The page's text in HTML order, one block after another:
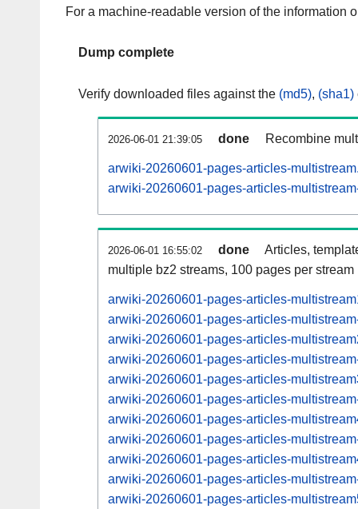
For a machine-readable version of the information
Dump complete
Verify downloaded files against the (md5), (sha1)
2026-06-01 21:39:05 done Recombine
arwiki-20260601-pages-articles-
arwiki-20260601-pages-articles-
2026-06-01 16:55:02 done
Articles,
multiple bz2 streams, 100 pages per stream
arwiki-20260601-pages-articles-
arwiki-20260601-pages-articles-
arwiki-20260601-pages-articles-
arwiki-20260601-pages-articles-
arwiki-20260601-pages-articles-
arwiki-20260601-pages-articles-
arwiki-20260601-pages-articles-
arwiki-20260601-pages-articles-
arwiki-20260601-pages-articles-
arwiki-20260601-pages-articles-
arwiki-20260601-pages-articles-